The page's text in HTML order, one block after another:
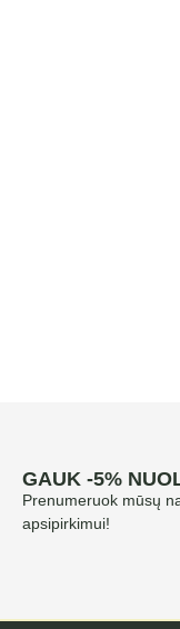
GAUK -5%
Prenumeruok mūsų
apsipirkimui!